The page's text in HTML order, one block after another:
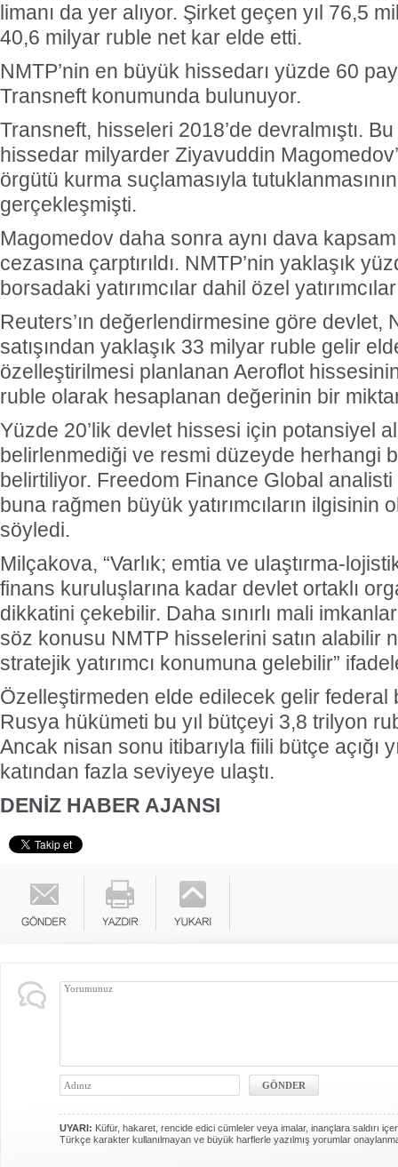
limanı da yer alıyor. Şirket geçen yıl 76,5
40,6 milyar ruble net kar elde etti.
NMTP’nin en büyük hissedarı yüzde 60
Transneft konumunda bulunuyor.
Transneft, hisseleri 2018’de devralmıştı.
hissedar milyarder Ziyavuddin
örgütü kurma suçlamasıyla
gerçekleşmişti.
Magomedov daha sonra aynı dava
cezasına çarptırıldı. NMTP’nin yaklaşık
borsadaki yatırımcılar dahil özel
Reuters’ın değerlendirmesine göre devlet,
satışından yaklaşık 33 milyar ruble gelir
özelleştirilmesi planlanan Aeroflot
ruble olarak hesaplanan değerinin bir
Yüzde 20’lik devlet hissesi için potansiyel
belirlenmediği ve resmi düzeyde herhangi
belirtiliyor. Freedom Finance Global
buna rağmen büyük yatırımcıların ilgisinin
söyledi.
Milçakova, “Varlık; emtia ve ulaştırma-
finans kuruluşlarına kadar devlet ortaklı
dikkatini çekebilir. Daha sınırlı mali
söz konusu NMTP hisselerini satın alabilir
stratejik yatırımcı konumuna gelebilir”
Özelleştirmeden elde edilecek gelir federal
Rusya hükümeti bu yıl bütçeyi 3,8 trilyon
Ancak nisan sonu itibarıyla fiili bütçe açığı
katından fazla seviyeye ulaştı.
DENİZ HABER AJANSI
UYARI: Küfür, hakaret, rencide edici cümleler veya imalar, inançlara saldırı
Türkçe karakter kullanılmayan ve büyük harflerle yazılmış yorumlar